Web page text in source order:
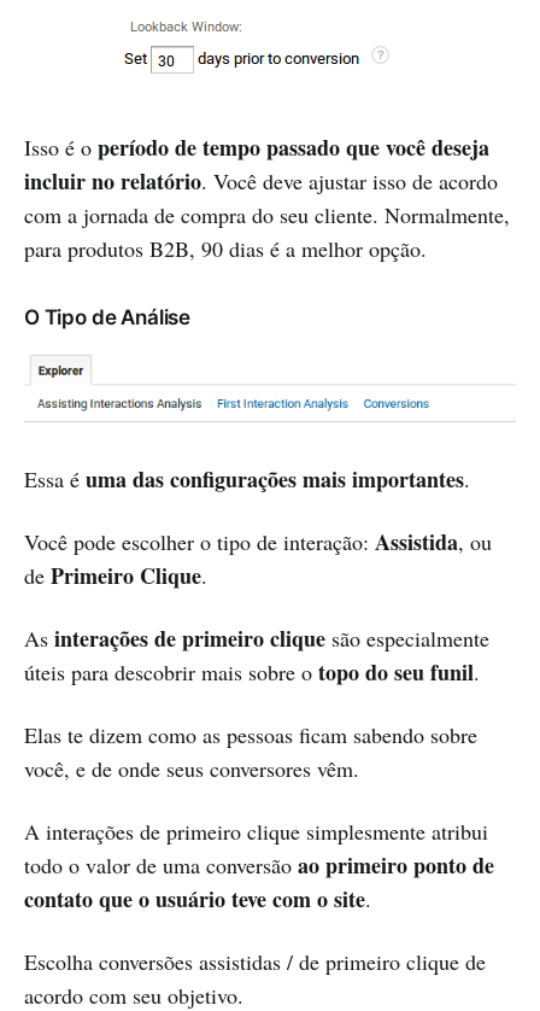
Isso é o período de tempo passado que você deseja
incluir no relatório. Você deve ajustar isso de acordo
com a jornada de compra do seu cliente. Normalmente,
para produtos B2B, 90 dias é a melhor opção.
O Tipo de Análise
Essa é uma das configurações mais importantes.
Você pode escolher o tipo de interação: Assistida, ou
de Primeiro Clique.
As interações de primeiro clique são especialmente
úteis para descobrir mais sobre o topo do seu funil.
Elas te dizem como as pessoas ficam sabendo sobre
você, e de onde seus conversores vêm.
A interações de primeiro clique simplesmente atribui
todo o valor de uma conversão ao primeiro ponto de
contato que o usuário teve com o site.
Escolha conversões assistidas / de primeiro clique de
acordo com seu objetivo.